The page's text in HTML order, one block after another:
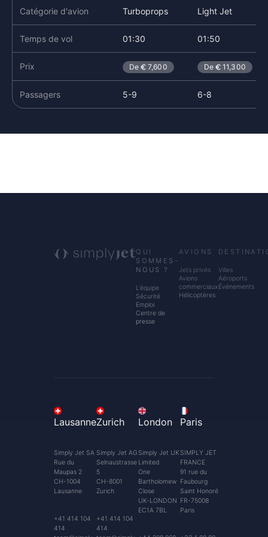
Catégorie d'avion Turboprops Light Jet
Temps de vol 01:30 01:50
Prix De 7,600 De 11,300
Passagers 5-9 6-8
QUI
SOMMES-
NOUS ?
L’équipe
Sécurité
Emploi
Centre de
presse
AVIONS
Jets privés
Avions
commerciaux
Hélicoptères
Villes
Aéroports
Événements
Lausanne
Simply Jet SA
Rue du
Maupas 2
CH-1004
Lausanne
+41 414 104
414
Zurich
Simply Jet AG
Selnaustrasse
5
CH-8001
Zurich
+41 414 104
414
London
Simply Jet UK
Limited
One
Bartholomew
Close
UK-LONDON
EC1A 7BL
Paris
SIMPLY JET
FRANCE
91 rue du
Faubourg
Saint Honoré
FR-75008
Paris